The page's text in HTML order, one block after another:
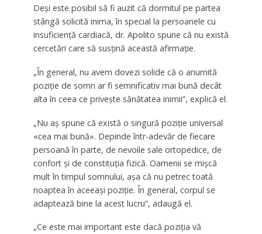
Deși este posibil să fi auzit că dormitul pe partea
stângă solicită inima, în special la persoanele cu
insuficiență cardiacă, dr. Apolito spune că nu există
cercetări care să susțină această afirmație.
„În general, nu avem dovezi solide că o anumită
poziție de somn ar fi semnificativ mai bună decât
alta în ceea ce privește sănătatea inimii”, explică el.
„Nu aș spune că există o singură poziție universal
«cea mai bună». Depinde într-adevăr de fiecare
persoană în parte, de nevoile sale ortopedice, de
confort și de constituția fizică. Oamenii se mișcă
mult în timpul somnului, așa că nu petrec toată
noaptea în aceeași poziție. În general, corpul se
adaptează bine la acest lucru”, adaugă el.
„Ce este mai important este dacă poziția vă